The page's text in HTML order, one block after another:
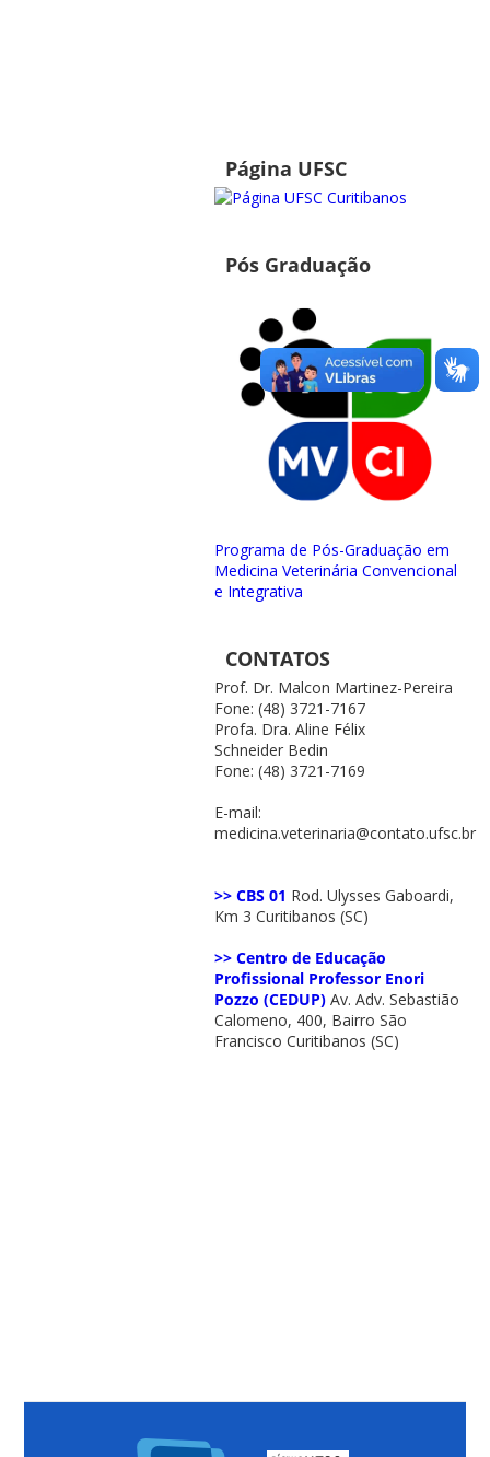
Página UFSC
Pós Graduação
Programa de Pós-Graduação em
Medicina Veterinária Convencional
e Integrativa
CONTATOS
Prof. Dr. Malcon Martinez-Pereira
Fone: (48) 3721-7167
Profa. Dra. Aline Félix
Schneider Bedin
Fone: (48) 3721-7169
E-mail:
medicina.veterinaria@contato.ufsc.br
>> CBS 01 Rod. Ulysses Gaboardi,
Km 3 Curitibanos (SC)
>> Centro de Educação
Profissional Professor Enori
Pozzo (CEDUP)Av. Adv. Sebastião
Calomeno, 400, Bairro São
Francisco Curitibanos (SC)